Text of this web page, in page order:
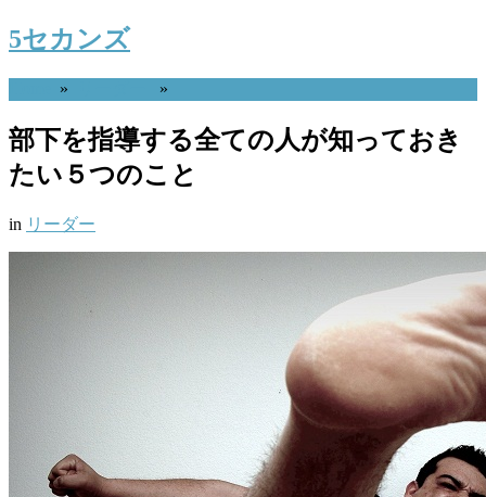
5セカンズ
» »
部下を指導する全ての人が知っておき
たい５つのこと
in リーダー